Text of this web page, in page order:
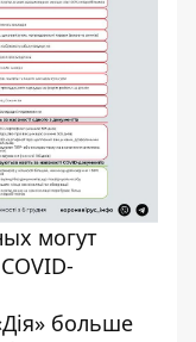
могут
COVID-
больше